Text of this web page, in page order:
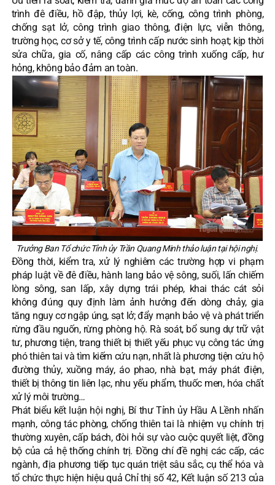
trình đê điều, hồ đập, thủy lợi, kè, cống, công trình phòng,
chống sạt lở, công trình giao thông, điện lực, viễn thông,
trường học, cơ sở y tế, công trình cấp nước sinh hoạt; kịp thời
sửa chữa, gia cố, nâng cấp các công trình xuống cấp, hư
hỏng, không bảo đảm an toàn.
Trưởng Ban Tổ chức Tỉnh ủy Trần Quang Minh thảo luận tại hội nghị.
Đồng thời, kiểm tra, xử lý nghiêm các trường hợp vi phạm
pháp luật về đê điều, hành lang bảo vệ sông, suối, lấn chiếm
lòng sông, san lấp, xây dựng trái phép, khai thác cát sỏi
không đúng quy định làm ảnh hưởng đến dòng chảy, gia
tăng nguy cơ ngập úng, sạt lở; đẩy mạnh bảo vệ và phát triển
rừng đầu nguốn, rừng phòng hộ. Rà soát, bổ sung dự trữ vật
tư, phương tiện, trang thiết bị thiết yếu phục vụ công tác ứng
phó thiên tai và tìm kiếm cứu nạn, nhất là phương tiện cứu hộ
đường thủy, xuồng máy, áo phao, nhà bạt, máy phát điện,
thiết bị thông tin liên lạc, nhu yếu phẩm, thuốc men, hóa chất
xử lý môi trường…
Phát biểu kết luận hội nghị, Bí thư Tỉnh ủy Hầu A Lềnh nhấn
mạnh, công tác phòng, chống thiên tai là nhiệm vụ chính trị
thường xuyên, cấp bách, đòi hỏi sự vào cuộc quyết liệt, đồng
bộ của cả hệ thống chính trị. Đồng chí đề nghị các cấp, các
ngành, địa phương tiếp tục quán triệt sâu sắc, cụ thể hóa và
tổ chức thực hiện hiệu quả Chỉ thị số 42, Kết luận số 213 của